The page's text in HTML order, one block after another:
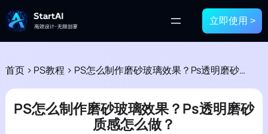
立即使用 >
首页 > PS教程 > PS怎么制作磨砂玻璃效果？Ps透明磨砂质感怎么做？
PS怎么制作磨砂玻璃效果？Ps透明磨砂
质感怎么做？